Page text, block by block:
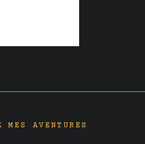
MES AVENTURES